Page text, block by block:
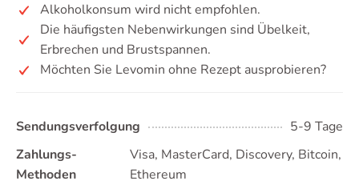
Alkoholkonsum wird nicht empfohlen.
Die häufigsten Nebenwirkungen sind Übelkeit,
Erbrechen und Brustspannen.
Möchten Sie Levomin ohne Rezept ausprobieren?
Sendungsverfolgung
5-9 Tage
Zahlungs-
Methoden
Visa, MasterCard, Discovery, Bitcoin,
Ethereum